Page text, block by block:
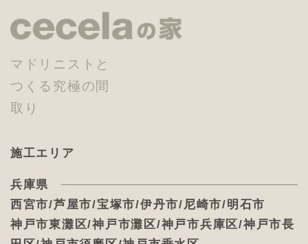
マドリニストと
つくる究極の間
取り
施工エリア
兵庫県
西宮市/芦屋市/宝塚市/伊丹市/尼崎市/明石市
神戸市東灘区/神戸市灘区/神戸市兵庫区/神戸市長